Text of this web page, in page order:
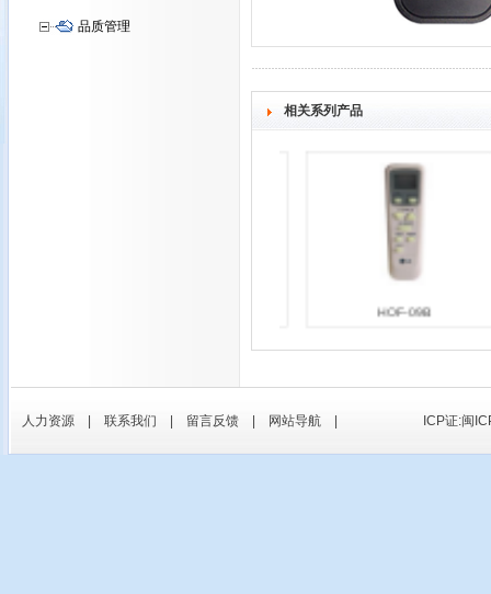
品质管理
相关系列产品
HOF-09B
人力资源 联系我们 留言反馈 网站导航 ICP证:闽